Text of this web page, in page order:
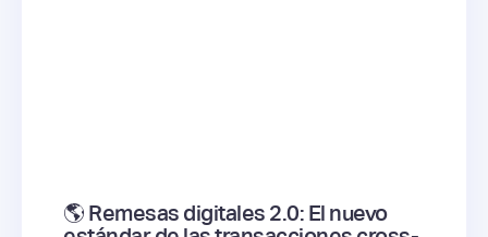
🌎 Remesas digitales 2.0: El nuevo